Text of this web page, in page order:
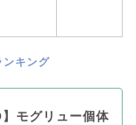
キング
】モグリュー個体